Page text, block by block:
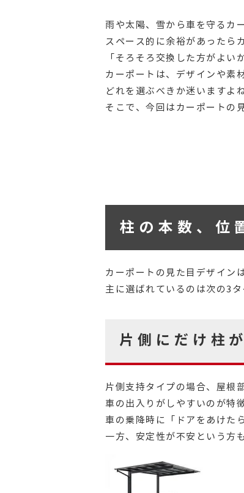
雨や太陽、雪から車を守るカ
スペース的に余裕があったら
「そろそろ交換した方がよい
カーポートは、デザインや素
どれを選ぶべきか迷いますよね
そこで、今回はカーポートの
柱の本数、位
カーポートの見た目デザイン
主に選ばれているのは次の3タ
片側にだけ柱
片側支持タイプの場合、屋根
車の出入りがしやすいのが特
車の乗降時に「ドアをあけた
一方、安定性が不安という方